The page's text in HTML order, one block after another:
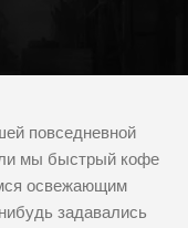
повседневной
ли мы быстрый кофе
освежающим
задавались